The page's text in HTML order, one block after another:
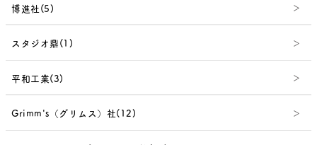
博進社(5)
スタジオ鼎(1)
平和工業(3)
Grimm's（グリムス）社(12)